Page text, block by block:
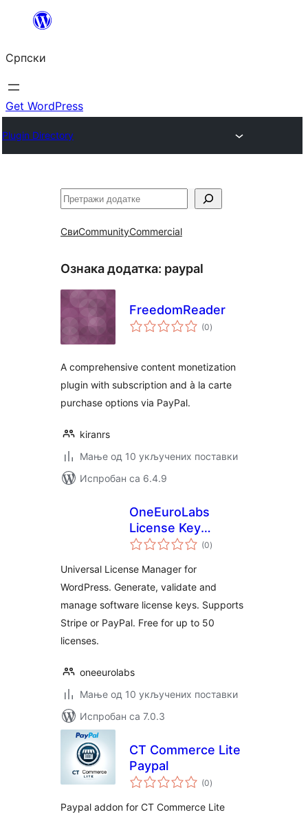
Скочи
садржај
Српски
Get WordPress
Plugin Directory
Претрага
СвиCommunityCommercial
Ознака додатка: paypal
FreedomReader
(0укупних
оцена
)
A comprehensive content monetization
plugin with subscription and à la carte
purchase options via PayPal.
kiranrs
Мање од 10 укључених поставки
Испробан са 6.4.9
OneEuroLabs
License Key
Manager
(0укупних
оцена
)
Universal License Manager for
WordPress. Generate, validate and
manage software license keys. Supports
Stripe or PayPal. Free for up to 50
licenses.
oneeurolabs
Мање од 10 укључених поставки
Испробан са 7.0.3
CT Commerce Lite
Paypal
(0укупних
оцена
)
Paypal addon for CT Commerce Lite